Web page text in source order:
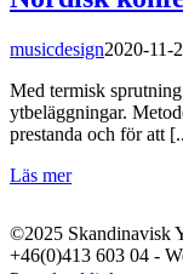
musicdesign2020-11-
Med termisk
ytbeläggningar.
prestanda och för att
Läs mer
©2025 Skandinavisk
+46(0)413 603 04 -